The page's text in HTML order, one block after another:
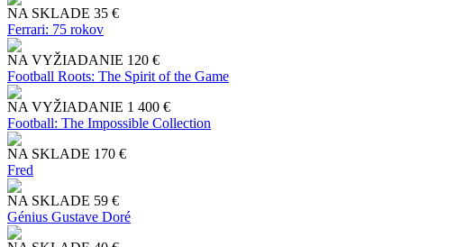
NA SKLADE 35 €
Ferrari: 75 rokov
NA VYŽIADANIE 120 €
Football Roots: The Spirit of the Game
NA VYŽIADANIE 1 400 €
Football: The Impossible Collection
NA SKLADE 170 €
Fred
NA SKLADE 59 €
Génius Gustave Doré